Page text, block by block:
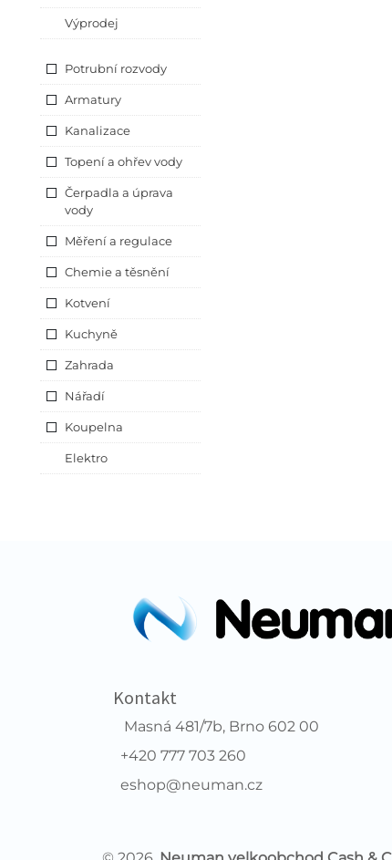
Výprodej
Potrubní rozvody
Armatury
Kanalizace
Topení a ohřev vody
Čerpadla a úprava
vody
Měření a regulace
Chemie a těsnění
Kotvení
Kuchyně
Zahrada
Nářadí
Koupelna
Elektro
Kontakt
Masná 481/7b, Brno 602 00
+420 777 703 260
eshop@neuman.cz